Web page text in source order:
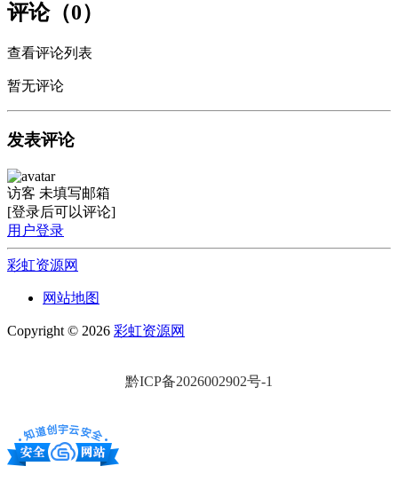
评论（0）
查看评论列表
暂无评论
发表评论
访客 未填写邮箱
[登录后可以评论]
用户登录
彩虹资源网
网站地图
Copyright © 2026 彩虹资源网
黔ICP备2026002902号-1